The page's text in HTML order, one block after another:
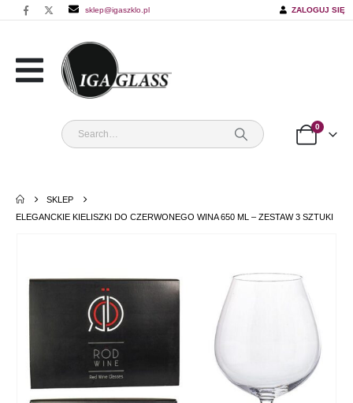
sklep@igaszklo.pl ZALOGUJ SIĘ
0
SKLEP
ELEGANCKIE KIELISZKI DO CZERWONEGO WINA 650 ML – ZESTAW 3 SZTUKI